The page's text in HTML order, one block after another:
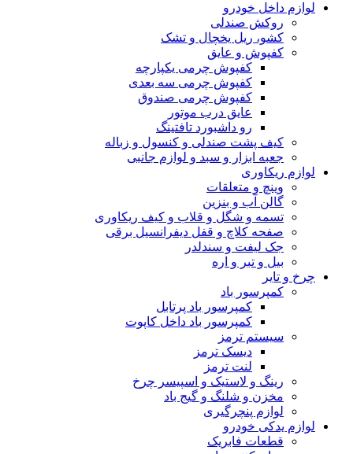
لوازم داخل خودرو
روکش صندلی
کشو، ریل یخچال و تشک
کفپوش و عایق
کفپوش چرمی یکپارچه
کفپوش چرمی سه بعدی
کفپوش چرمی صندوق
عایق درب موتور
رو داشبورد تافتینگ
کیف پشت صندلی و کنسول و زباله
جعبه ابزار و سبد و لوازم جانبی
لوازم ریکاوری
وینچ و متعلقات
گالن آب و بنزین
تسمه و شگل و قلاب و کیف ریکاوری
صفحه کلاچ و قفل دیفرانسیل برقی
جک لیفت و سندلدر
بیل و تبر و اره
چرخ و تایر
کمپرسور باد
کمپرسور باد پرتابل
کمپرسور باد داخل کاپوت
سیستم ترمز
دیسک ترمز
لنت ترمز
رینگ و لاستیک و اسپیسر چرخ
مخزن و شلنگ و گیج باد
لوازم پنچرگیری
لوازم یدکی خودرو
قطعات فابریک